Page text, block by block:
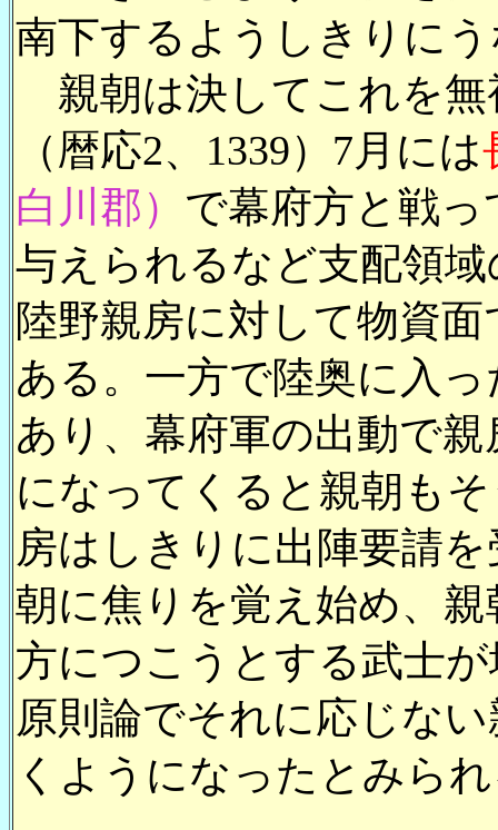
南下するようしきりに
親朝は決してこれを無
（暦応2、1339）7月には
白川郡） で幕府方と戦
与えられるなど支配領
陸野親房に対して物資
ある。一方で陸奥に入っ
あり、幕府軍の出動で
になってくると親朝も
房はしきりに出陣要請
朝に焦りを覚え始め、
方につこうとする武士
原則論でそれに応じな
くようになったとみら